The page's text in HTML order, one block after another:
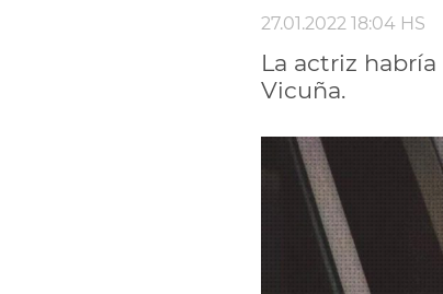
27.01.2022 18:04 HS
La actriz
Vicuña.